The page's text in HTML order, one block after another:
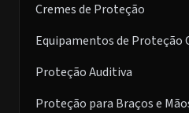
Cremes de Proteção
Equipamentos de Proteção
Proteção Auditiva
Proteção para Braços e